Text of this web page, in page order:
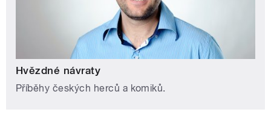
Hvězdné návraty
Příběhy českých herců a komiků.